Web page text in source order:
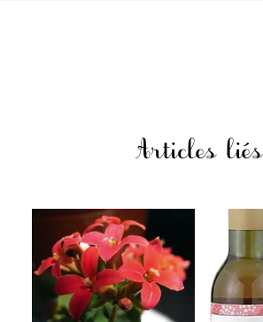
Articles liés